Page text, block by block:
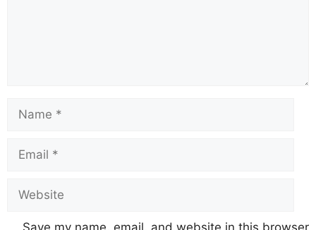
Save my name, email, and website in this browser